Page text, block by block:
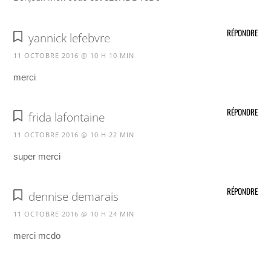
yannick lefebvre
11 OCTOBRE 2016 @ 10 H 10 MIN
merci
RÉPONDRE
frida lafontaine
11 OCTOBRE 2016 @ 10 H 22 MIN
super merci
RÉPONDRE
dennise demarais
11 OCTOBRE 2016 @ 10 H 24 MIN
merci mcdo
RÉPONDRE